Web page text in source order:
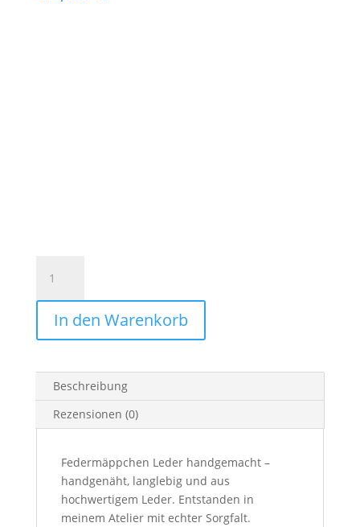
Leder
&
Stoff
TÜRKIS
GOLD
Menge
In den Warenkorb
Beschreibung
Rezensionen (0)
Federmäppchen Leder handgemacht –
handgenäht, langlebig und aus
hochwertigem Leder. Entstanden in
meinem Atelier mit echter Sorgfalt.